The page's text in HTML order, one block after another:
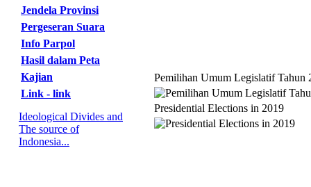
Jendela Provinsi
Pergeseran Suara
Info Parpol
Hasil dalam Peta
Kajian
Link - link
Ideological Divides and
The source of
Indonesia...
Pemilihan Umum Legislatif Tahun
Presidential Elections in 2019